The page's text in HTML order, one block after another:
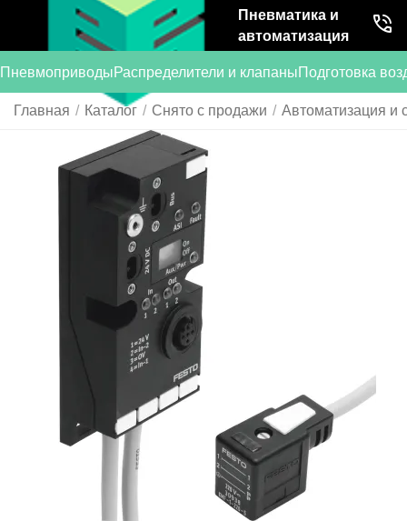
Пневматика и
автоматизация
ПневмоприводыРаспределители и клапаныПодготовка
Главная / Каталог / Снято с продажи / Автоматизация и